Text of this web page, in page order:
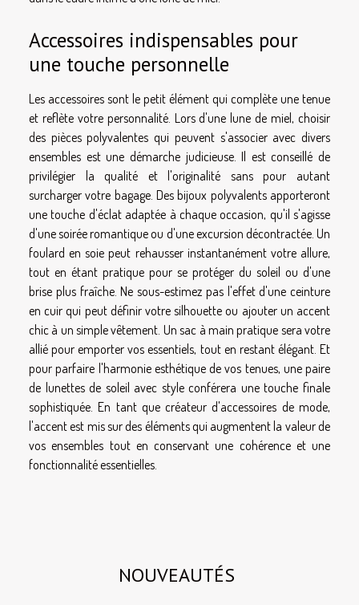
Accessoires indispensables pour
une touche personnelle
Les accessoires sont le petit élément qui complète une tenue
et reflète votre personnalité. Lors d'une lune de miel, choisir
des pièces polyvalentes qui peuvent s'associer avec divers
ensembles est une démarche judicieuse. Il est conseillé de
privilégier la qualité et l'originalité sans pour autant
surcharger votre bagage. Des bijoux polyvalents apporteront
une touche d'éclat adaptée à chaque occasion, qu'il s'agisse
d'une soirée romantique ou d'une excursion décontractée. Un
foulard en soie peut rehausser instantanément votre allure,
tout en étant pratique pour se protéger du soleil ou d'une
brise plus fraîche. Ne sous-estimez pas l'effet d'une ceinture
en cuir qui peut définir votre silhouette ou ajouter un accent
chic à un simple vêtement. Un sac à main pratique sera votre
allié pour emporter vos essentiels, tout en restant élégant. Et
pour parfaire l'harmonie esthétique de vos tenues, une paire
de lunettes de soleil avec style conférera une touche finale
sophistiquée. En tant que créateur d'accessoires de mode,
l'accent est mis sur des éléments qui augmentent la valeur de
vos ensembles tout en conservant une cohérence et une
fonctionnalité essentielles.
NOUVEAUTÉS